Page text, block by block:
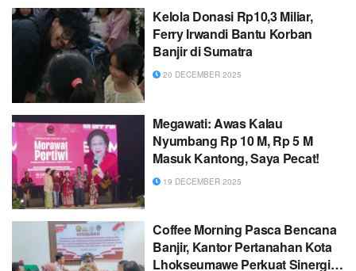
Kelola Donasi Rp10,3 Miliar,
Ferry Irwandi Bantu Korban
Banjir di Sumatra
20 DECEMBER 2025
Megawati: Awas Kalau
Nyumbang Rp 10 M, Rp 5 M
Masuk Kantong, Saya Pecat!
19 DECEMBER 2025
Coffee Morning Pasca Bencana
Banjir, Kantor Pertanahan Kota
Lhokseumawe Perkuat Sinergi